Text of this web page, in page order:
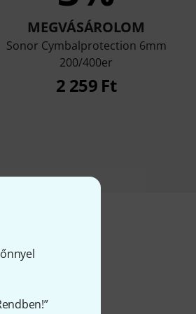
MEGVÁSÁROLOM
Sonor Cymbalprotection 6mm
200/400er
2 259 Ft